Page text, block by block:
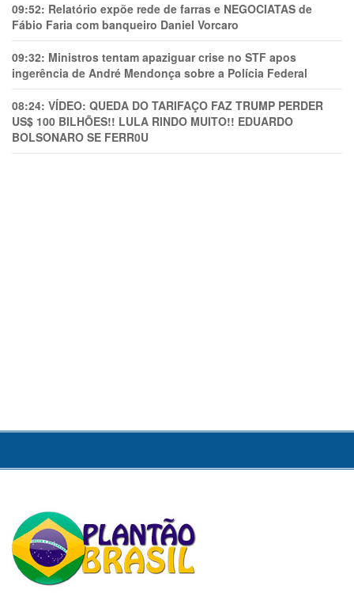
09:52: Relatório expõe rede de farras e NEGOCIATAS de
Fábio Faria com banqueiro Daniel Vorcaro
09:32: Ministros tentam apaziguar crise no STF apos
ingerência de André Mendonça sobre a Polícia Federal
08:24: VÍDEO: QUEDA DO TARIFAÇO FAZ TRUMP PERDER
US$ 100 BILHÕES!! LULA RINDO MUITO!! EDUARDO
BOLSONARO SE FERR0U